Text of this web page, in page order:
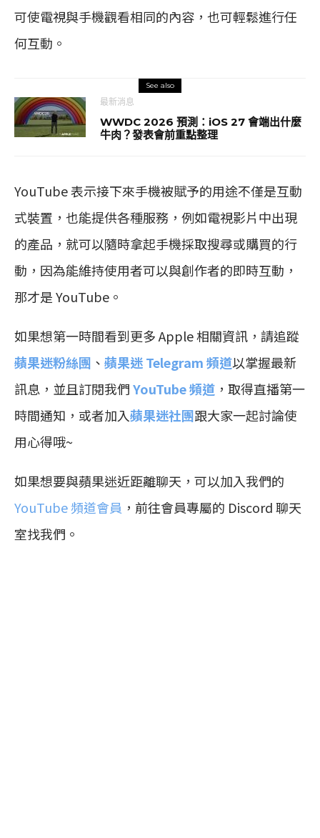
可使電視與手機觀看相同的內容，也可輕鬆進行任
何互動。
See also
最新消息
WWDC 2026 預測：iOS 27 會端出什麼
牛肉？發表會前重點整理
YouTube 表示接下來手機被賦予的用途不僅是互動
式裝置，也能提供各種服務，例如電視影片中出現
的產品，就可以隨時拿起手機採取搜尋或購買的行
動，因為能維持使用者可以與創作者的即時互動，
那才是 YouTube。
如果想第一時間看到更多 Apple 相關資訊，請追蹤
蘋果迷粉絲團 、 蘋果迷 Telegram 頻道以掌握最新
訊息，並且訂閱我們YouTube 頻道 ，取得直播第一
時間通知，或者加入蘋果迷社團跟大家一起討論使
用心得哦~
如果想要與蘋果迷近距離聊天，可以加入我們的
YouTube 頻道會員 ，前往會員專屬的 Discord 聊天
室找我們。